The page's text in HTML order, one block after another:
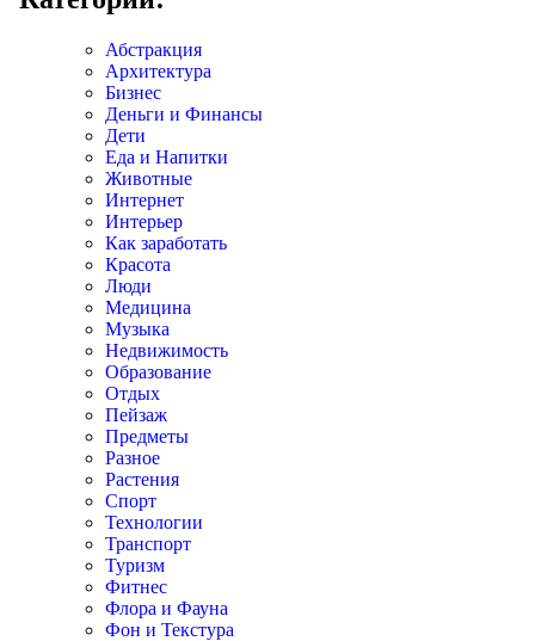
Абстракция
Архитектура
Бизнес
Деньги и Финансы
Дети
Еда и Напитки
Животные
Интернет
Интерьер
Как заработать
Красота
Люди
Медицина
Музыка
Недвижимость
Образование
Отдых
Пейзаж
Предметы
Разное
Растения
Спорт
Технологии
Транспорт
Туризм
Фитнес
Флора и Фауна
Фон и Текстура